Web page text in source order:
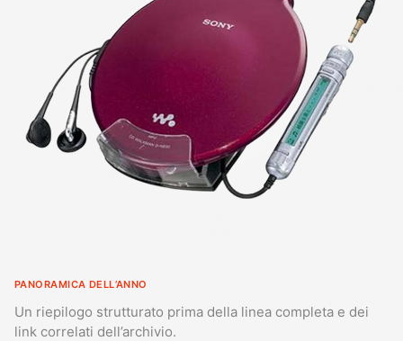
PANORAMICA DELL’ANNO
Un riepilogo strutturato prima della linea completa e dei
link correlati dell’archivio.